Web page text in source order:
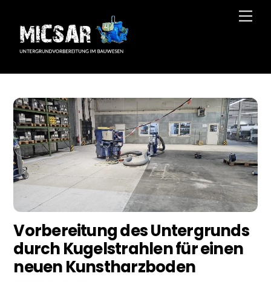
content
Vorbereitung des Untergrunds
durch Kugelstrahlen für einen
neuen Kunstharzboden